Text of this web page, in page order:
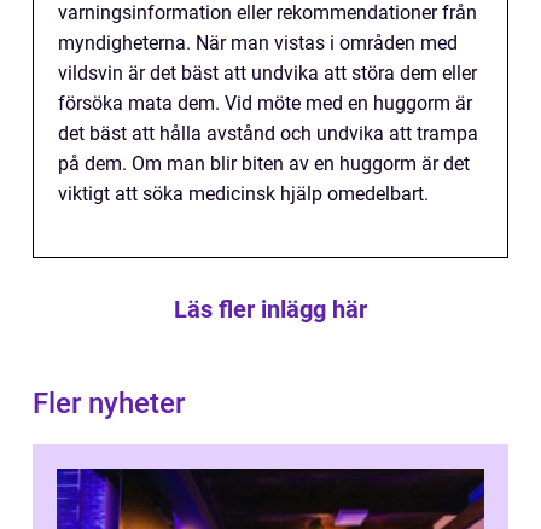
varningsinformation eller rekommendationer från
myndigheterna. När man vistas i områden med
vildsvin är det bäst att undvika att störa dem eller
försöka mata dem. Vid möte med en huggorm är
det bäst att hålla avstånd och undvika att trampa
på dem. Om man blir biten av en huggorm är det
viktigt att söka medicinsk hjälp omedelbart.
Läs fler inlägg här
Fler nyheter